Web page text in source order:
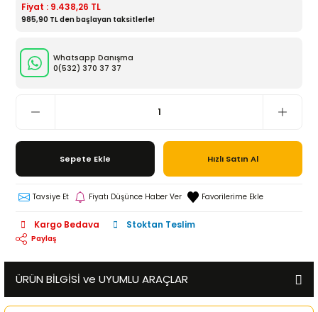
Fiyat : 9.438,26 TL
985,90 TL den başlayan taksitlerle!
Whatsapp Danışma
0(532) 370 37 37
Sepete Ekle Hızlı Satın Al
Tavsiye Et Fiyatı Düşünce Haber Ver
Kargo Bedava Stoktan Teslim
Paylaş
ÜRÜN BİLGİSİ ve UYUMLU ARAÇLAR